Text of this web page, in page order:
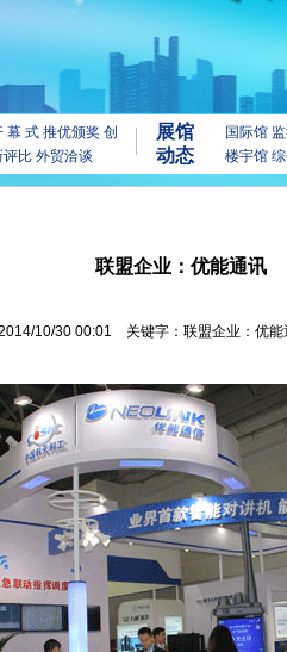
幕 式 推优颁奖 创
评比 外贸洽谈
展馆
动态
国际馆
楼宇馆
联盟企业：优能通讯
10/30 00:01 关键字：联盟企业：优